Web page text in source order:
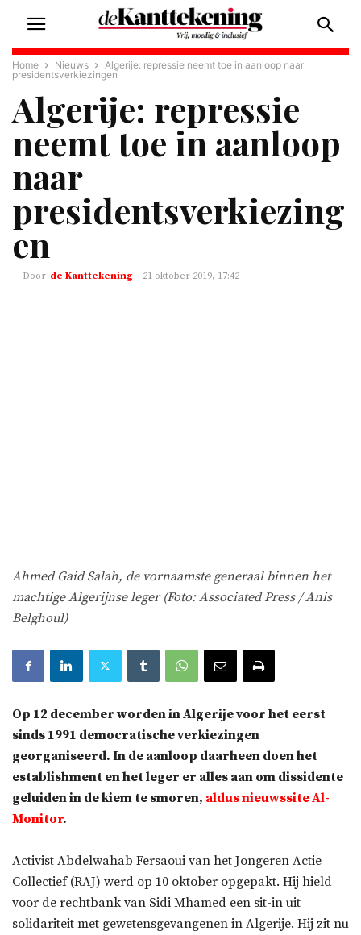
Home Nieuws
Algerije: repressie neemt toe in aanloop naar
presidentsverkiezingen
Algerije: repressie
neemt toe in aanloop
naar
presidentsverkiezing
en
de Kanttekening - 21 oktober 2019, 17:42
Ahmed Gaid Salah, de vornaamste generaal binnen het
machtige Algerijnse leger (Foto: Associated Press / Anis
Belghoul)
Op 12 december worden in Algerije voor het eerst
sinds 1991 democratische verkiezingen
georganiseerd. In de aanloop daarheen doen het
establishment en het leger er alles aan om dissidente
geluiden in de kiem te smoren, aldus nieuwssite Al-
Monitor.
Activist Abdelwahab Fersaoui van het Jongeren Actie
Collectief (RAJ) werd op 10 oktober opgepakt. Hij hield
voor de rechtbank van Sidi Mhamed een sit-in uit
solidariteit met gewetensgevangenen in Algerije. Hij zit nu